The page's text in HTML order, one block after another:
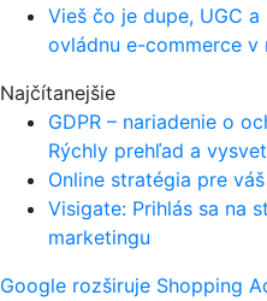
Vieš čo je dupe, UGC
ovládnu e-commerce v
Najčítanejšie
GDPR – nariadenie o
Rýchly prehľad a
Online stratégia pre
Visigate: Prihlás sa na
marketingu
Google rozširuje Shopping